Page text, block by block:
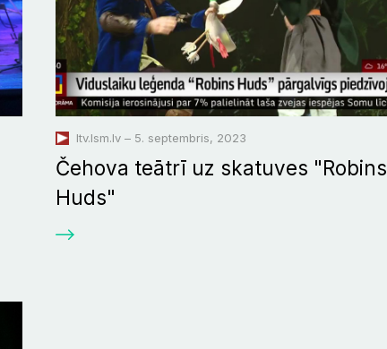
ltv.lsm.lv – 5. septembris, 2023
Čehova teātrī uz skatuves "Robins
Huds"